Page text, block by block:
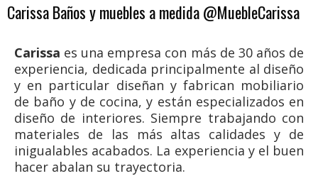
Carissa Baños y muebles a medida @MuebleCarissa
Carissa es una empresa con más de 30 años de
experiencia, dedicada principalmente al diseño
y en particular diseñan y fabrican mobiliario
de baño y de cocina, y están especializados en
diseño de interiores. Siempre trabajando con
materiales de las más altas calidades y de
inigualables acabados. La experiencia y el buen
hacer abalan su trayectoria.